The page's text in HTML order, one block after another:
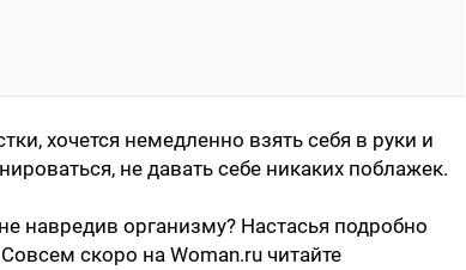
хочется немедленно взять себя в руки и
не давать себе никаких поблажек.
навредив организму? Настасья подробно
скоро на Woman.ru читайте